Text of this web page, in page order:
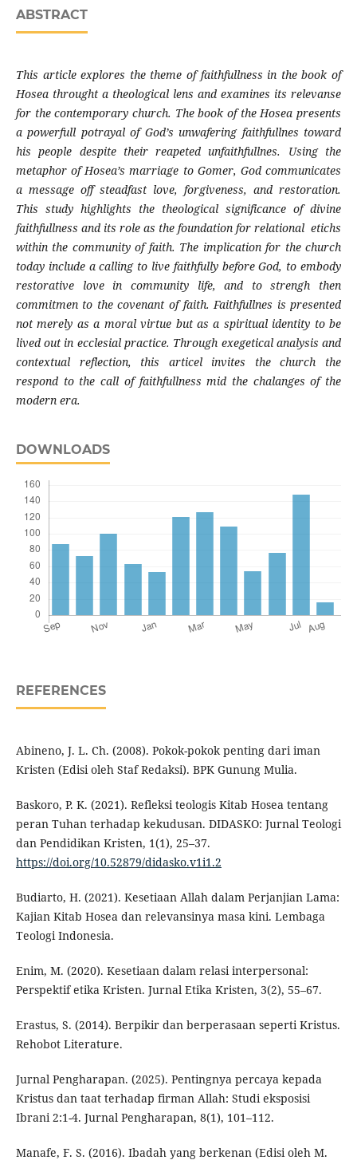
ABSTRACT
This article explores the theme of faithfullness in the book of
Hosea throught a theological lens and examines its relevanse
for the contemporary church. The book of the Hosea presents
a powerfull potrayal of God’s unwafering faithfullnes toward
his people despite their reapeted unfaithfullnes. Using the
metaphor of Hosea’s marriage to Gomer, God communicates
a message off steadfast love, forgiveness, and restoration.
This study highlights the theological significance of divine
faithfullness and its role as the foundation for relational etichs
within the community of faith. The implication for the church
today include a calling to live faithfully before God, to embody
restorative love in community life, and to strengh then
commitmen to the covenant of faith. Faithfullnes is presented
not merely as a moral virtue but as a spiritual identity to be
lived out in ecclesial practice. Through exegetical analysis and
contextual reflection, this articel invites the church the
respond to the call of faithfullness mid the chalanges of the
modern era.
DOWNLOADS
REFERENCES
Abineno, J. L. Ch. (2008). Pokok-pokok penting dari iman
Kristen (Edisi oleh Staf Redaksi). BPK Gunung Mulia.
Baskoro, P. K. (2021). Refleksi teologis Kitab Hosea tentang
peran Tuhan terhadap kekudusan. DIDASKO: Jurnal Teologi
dan Pendidikan Kristen, 1(1), 25–37.
https://doi.org/10.52879/didasko.v1i1.2
Budiarto, H. (2021). Kesetiaan Allah dalam Perjanjian Lama:
Kajian Kitab Hosea dan relevansinya masa kini. Lembaga
Teologi Indonesia.
Enim, M. (2020). Kesetiaan dalam relasi interpersonal:
Perspektif etika Kristen. Jurnal Etika Kristen, 3(2), 55–67.
Erastus, S. (2014). Berpikir dan berperasaan seperti Kristus.
Rehobot Literature.
Jurnal Pengharapan. (2025). Pentingnya percaya kepada
Kristus dan taat terhadap firman Allah: Studi eksposisi
Ibrani 2:1-4. Jurnal Pengharapan, 8(1), 101–112.
Manafe, F. S. (2016). Ibadah yang berkenan (Edisi oleh M.